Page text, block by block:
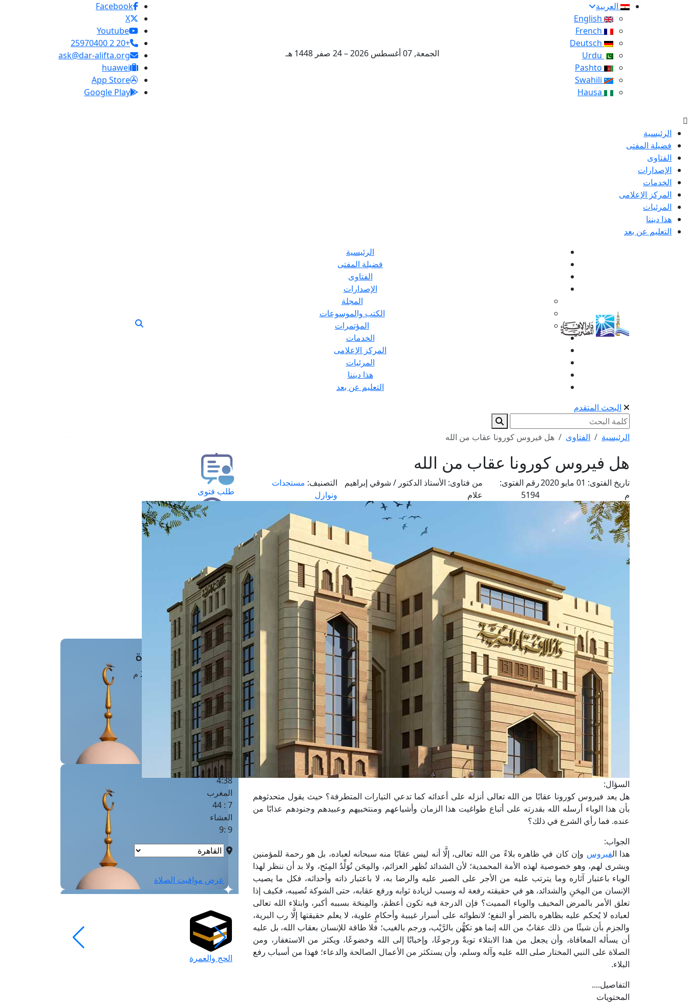
العربية
الجمعة, 07 أغسطس 2026 – 24 صفر 1448 هـ
Facebook
X
Youtube
+20 2 25970400
ask@dar-alifta.org
huawei
App Store
Google Play
الرئيسية
فضيلة المفتى
الفتاوى
الإصدارات
الخدمات
المركز الإعلامى
المرئيات
هذا ديننا
التعليم عن بعد
الرئيسية
فضيلة المفتى
الفتاوى
الإصدارات
المجلة
الكتب والموسوعات
المؤتمرات
الخدمات
المركز الإعلامى
المرئيات
هذا ديننا
التعليم عن بعد
البحث المتقدم
الرئيسية الفتاوى هل فيروس كورونا عقاب من الله
هل فيروس كورونا عقاب من الله
تاريخ الفتوى:
01 مايو 2020
م
رقم الفتوى:
5194
من فتاوى: الأستاذ الدكتور / شوقي إبراهيم
علام
التصنيف: مستجدات
ونوازل
السؤال:
هل يعد فيروس كورونا عقابًا من الله تعالى أنزله على أعدائه كما تدعي التيارات المتطرفة؟ حيث يقول متحدثوهم
بأن هذا الوباء أرسله الله بقدرته على أتباع طواغيت هذا الزمان وأشياعهم ومنتخبيهم وعبيدهم وجنودهم عذابًا من
عنده. فما رأي الشرع في ذلك؟
الجواب:
هذا الفيروس وإن كان في ظاهره بلاءً من الله تعالى، إلَّا أنه ليس عقابًا منه سبحانه لعباده، بل هو رحمة للمؤمنين
وبشرى لهم، وهو خصوصية لهذه الأمة المحمدية؛ لأن الشدائد تُظهر العزائم، والمِحَن تُوَلِّدُ المِنَح، ولا بد أن ننظر لهذا
الوباء باعتبار آثاره وما يترتب عليه من الأجر على الصبر عليه والرضا به، لا باعتبار ذاته وأحداثه، فكل ما يصيب
الإنسان من المِحَنِ والشدائد، هو في حقيقته رفعة له وسبب لزيادة ثوابه ورفع عقابه، حتى الشوكة تُصيبه، فكيف إذا
تعلق الأمر بالمرض المخيف والوباء المميت؟ فإن الدرجة فيه تكون أعظمَ، والمِنحَة بسببه أكبر، وابتلاء الله تعالى
لعباده لا يُحكم عليه بظاهره بالضر أو النفع؛ لانطوائه على أسرار غيبية وأحكامٍ علوية، لا يعلم حقيقتها إلَّا رب البرية،
والجزم بأن شيئًا من ذلك عقابٌ من الله إنما هو تكهُّن بالرَّيْب، ورجم بالغيب؛ فلا طاقة للإنسان بعقاب الله، بل عليه
أن يسأله المعافاة، وأن يجعل من هذا الابتلاء توبةً ورجوعًا، وإخباتًا إلى الله وخضوعًا، ويكثر من الاستغفار، ومن
الصلاة على النبي المختار صلى الله عليه وآله وسلم، وأن يستكثر من الأعمال الصالحة والدعاء؛ فهذا من أسباب رفع
البلاء.
التفاصيل....
المحتويات
طلب فتوى
حجز موعد
الفتوى الهاتفية
مَواقِيتُ الصَّـــلاة
القاهرة · 07 أغسطس 2026 م
الفجر
الشروق
6 :17
الظهر
1 : 1
العصر
4:38
المغرب
7 : 44
العشاء
9 :9
عرض مواقيت الصلاة
الحج والعمرة